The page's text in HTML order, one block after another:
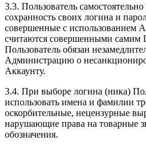
3.3. Пользователь самостоятельно
сохранность своих логина и
совершенные с использованием
считаются совершенными самим
Пользователь обязан
Администрацию о
Аккаунту.
3.4. При выборе логина (ника)
использовать имена и фамилии
оскорбительные, нецензурные
нарушающие права на товарные
обозначения.